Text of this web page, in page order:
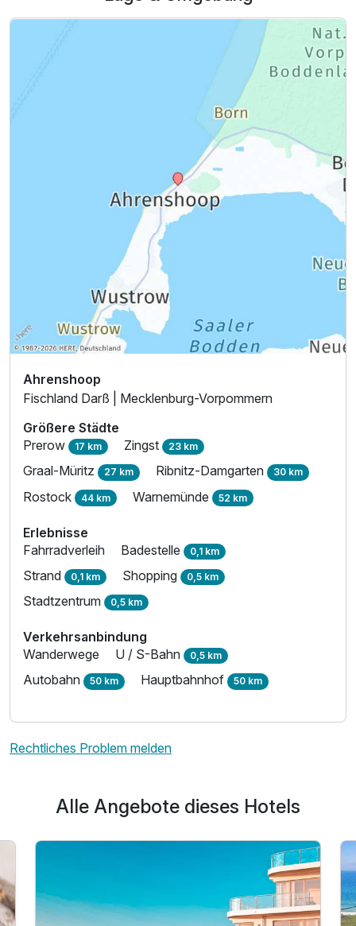
Einzelzimmer Basis
1 Erwachsenen und 1 Kind
Einzelzimmer seitl. Meerblick
1 Erwachsenen und 1 Kind
Ahrenshoop
Fischland Darß | Mecklenburg-Vorpommern
Größere Städte
Prerow 17 km Zingst 23 km
Graal-Müritz 27 km Ribnitz-Damgarten 30 km
Rostock 44 km Warnemünde 52 km
Erlebnisse
Fahrradverleih
Badestelle 0,1 km
Strand 0,1 km Shopping 0,5 km
Stadtzentrum 0,5 km
Verkehrsanbindung
Wanderwege
U / S-Bahn 0,5 km
Autobahn 50 km Hauptbahnhof 50 km
Rechtliches Problem melden
Alle Angebote dieses Hotels